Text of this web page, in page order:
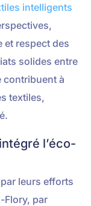
intelligents
respect des
solides entre
contribuent à
textiles,
l’éco-
leurs efforts
Flory, par